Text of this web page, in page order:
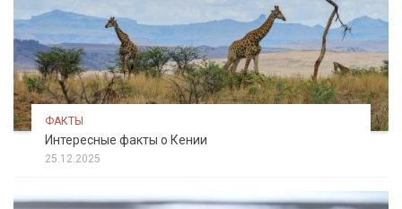
ФАКТЫ
Интересные факты о Кении
25.12.2025